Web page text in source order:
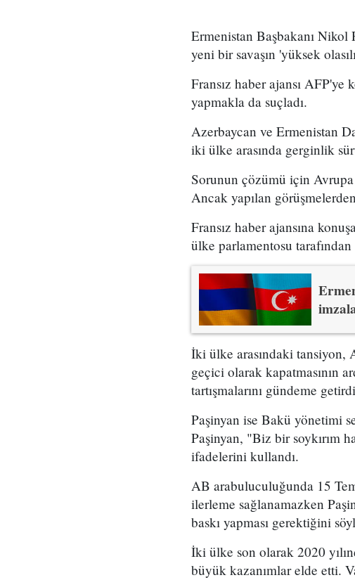
Ermenistan Başbakanı Nikol
yeni bir savaşın 'yüksek
Fransız haber ajansı AFP'ye
yapmakla da suçladı.
Azerbaycan ve Ermenistan
iki ülke arasında gerginlik
Sorunun çözümü için
Ancak yapılan
Fransız haber ajansına
ülke parlamentosu
İki ülke arasındaki tansiyon,
geçici olarak kapatmasının
tartışmalarını gündeme
Paşinyan ise Bakü yönetimi
Paşinyan, "Biz bir soykırım
ifadelerini kullandı.
AB arabuluculuğunda 15
ilerleme sağlanamazken
baskı yapması gerektiğini
İki ülke son olarak 2020
büyük kazanımlar elde etti.